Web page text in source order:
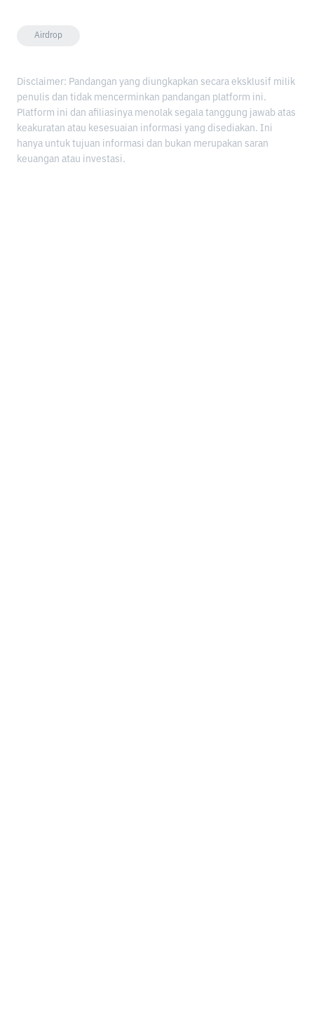
Airdrop
Disclaimer: Pandangan yang diungkapkan secara eksklusif milik
penulis dan tidak mencerminkan pandangan platform ini.
Platform ini dan afiliasinya menolak segala tanggung jawab atas
keakuratan atau kesesuaian informasi yang disediakan. Ini
hanya untuk tujuan informasi dan bukan merupakan saran
keuangan atau investasi.